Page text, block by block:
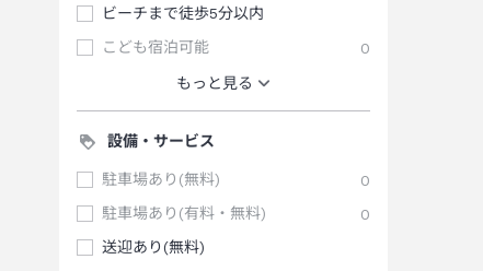
ビーチまで徒歩5分以内
こども宿泊可能
0
もっと見る
設備・サービス
駐車場あり(無料)
0
駐車場あり(有料・無料)
0
送迎あり(無料)